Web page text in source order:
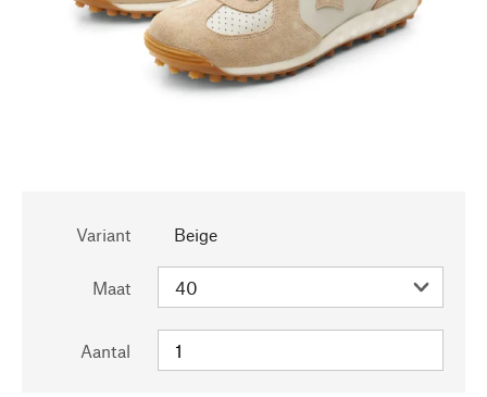
Variant Beige
Maat
Aantal